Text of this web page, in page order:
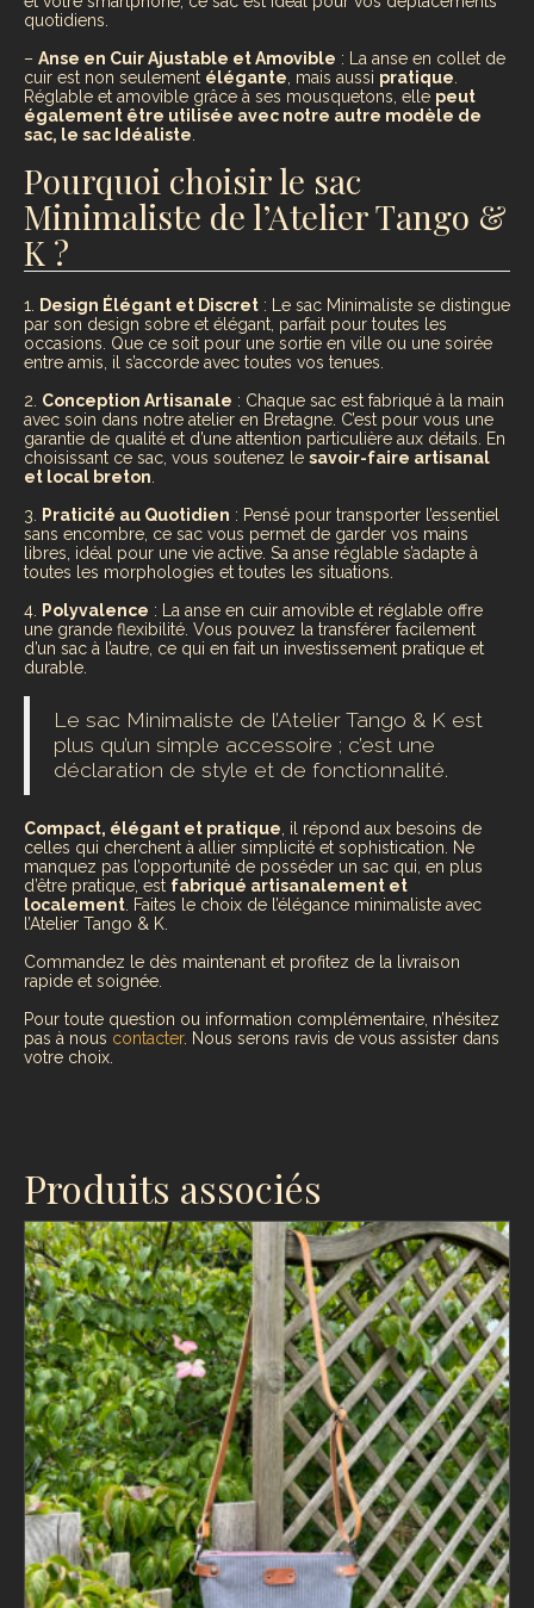
quotidiens.
– Anse en Cuir Ajustable et Amovible : La anse en collet de
cuir est non seulement élégante , mais aussi pratique
Réglable et amovible grâce à ses mousquetons, elle peut
également être utilisée avec notre autre modèle de
sac, le sac Idéaliste
Pourquoi choisir le sac
Minimaliste de l’Atelier Tango &
K ?
1. Design Élégant et Discret : Le sac Minimaliste se distingue
par son design sobre et élégant, parfait pour toutes les
occasions. Que ce soit pour une sortie en ville ou une soirée
entre amis, il s’accorde avec toutes vos tenues.
2. Conception Artisanale : Chaque sac est fabriqué à la main
avec soin dans notre atelier en Bretagne. C’est pour vous une
garantie de qualité et d’une attention particulière aux détails. En
choisissant ce sac, vous soutenez le savoir-faire artisanal
et local breton
3.
Praticité au Quotidien : Pensé pour transporter l’essentiel
sans encombre, ce sac vous permet de garder vos mains
libres, idéal pour une vie active. Sa anse réglable s’adapte à
toutes les morphologies et toutes les situations.
4.
Polyvalence : La anse en cuir amovible et réglable offre
une grande flexibilité. Vous pouvez la transférer facilement
d’un sac à l’autre, ce qui en fait un investissement pratique et
durable.
Le sac Minimaliste de l’Atelier Tango & K est
plus qu’un simple accessoire ; c’est une
déclaration de style et de fonctionnalité.
Compact, élégant et pratique , il répond aux besoins de
celles qui cherchent à allier simplicité et sophistication. Ne
manquez pas l’opportunité de posséder un sac qui, en plus
d’être pratique, est fabriqué artisanalement et
localement . Faites le choix de l’élégance minimaliste avec
l’Atelier Tango & K.
Commandez le dès maintenant et profitez de la livraison
rapide et soignée.
Pour toute question ou information complémentaire, n’hésitez
pas à nous contacter. Nous serons ravis de vous assister dans
votre choix.
Produits associés